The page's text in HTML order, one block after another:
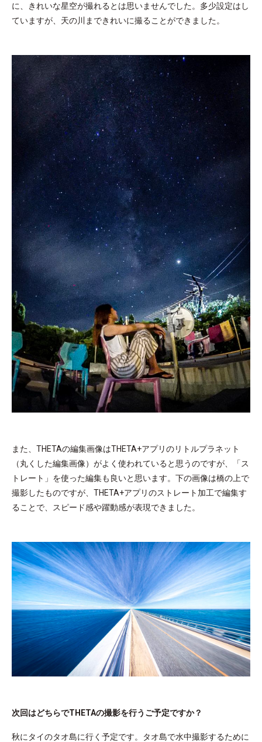
に、きれいな星空が撮れるとは思いませんでした。多少設定はし
ていますが、天の川まできれいに撮ることができました。
また、THETAの編集画像はTHETA+アプリのリトルプラネット
（丸くした編集画像）がよく使われていると思うのですが、「ス
トレート」を使った編集も良いと思います。下の画像は橋の上で
撮影したものですが、THETA+アプリのストレート加工で編集す
ることで、スピード感や躍動感が表現できました。
次回はどちらでTHETAの撮影を行うご予定ですか？
秋にタイのタオ島に行く予定です。タオ島で水中撮影するために